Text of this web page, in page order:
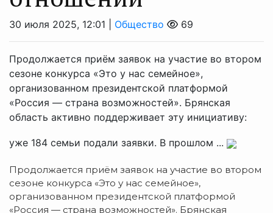
30 июля 2025, 12:01 | Общество 69
Продолжается приём заявок на участие во втором
сезоне конкурса «Это у нас семейное»,
организованном президентской платформой
«Россия — страна возможностей». Брянская
область активно поддерживает эту инициативу:
уже 184 семьи подали заявки. В прошлом ...
Продолжается приём заявок на участие во втором
сезоне конкурса «Это у нас семейное»,
организованном президентской платформой
«Россия — страна возможностей». Брянская